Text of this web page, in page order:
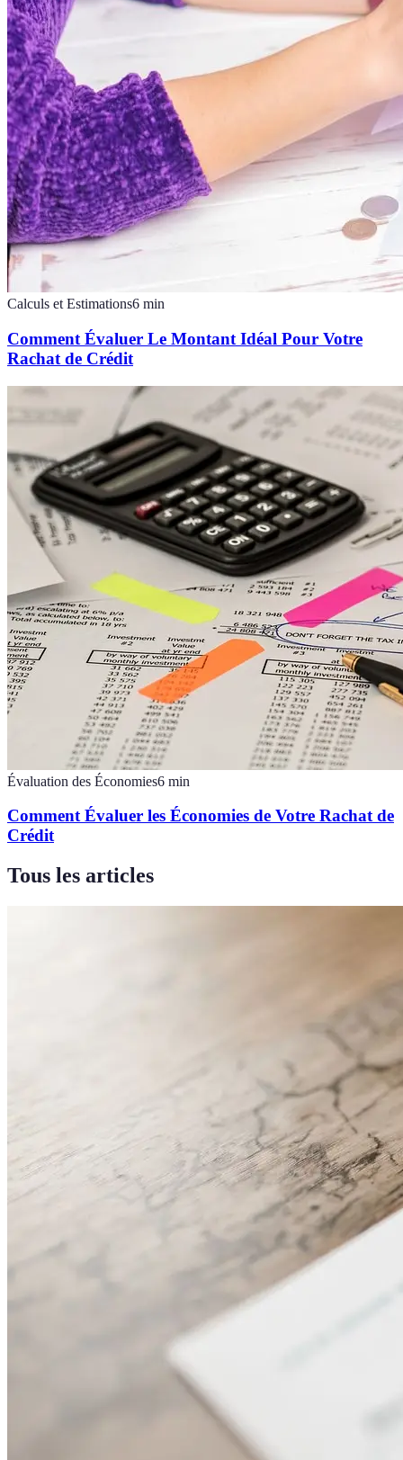
Calculs et Estimations6 min
Comment Évaluer Le Montant Idéal Pour Votre
Rachat de Crédit
Évaluation des Économies6 min
Comment Évaluer les Économies de Votre Rachat de
Crédit
Tous les articles